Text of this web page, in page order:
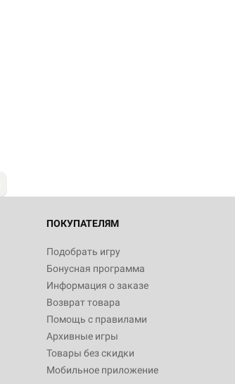
ПОКУПАТЕЛЯМ
Подобрать игру
Бонусная программа
Информация о заказе
Возврат товара
Помощь с правилами
Архивные игры
Товары без скидки
Мобильное приложение